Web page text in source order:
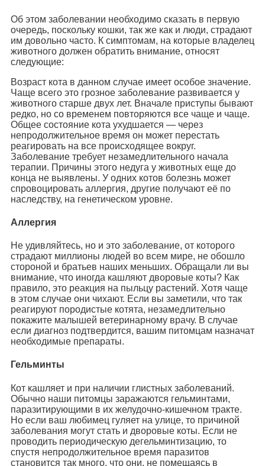
Об этом заболевании необходимо сказать в первую
очередь, поскольку кошки, так же как и люди, страдают
им довольно часто. К симптомам, на которые владелец
животного должен обратить внимание, относят
следующие:
Возраст кота в данном случае имеет особое значение.
Чаще всего это грозное заболевание развивается у
животного старше двух лет. Вначале приступы бывают
редко, но со временем повторяются все чаще и чаще.
Общее состояние кота ухудшается — через
непродолжительное время он может перестать
реагировать на все происходящее вокруг.
Заболевание требует незамедлительного начала
терапии. Причины этого недуга у животных еще до
конца не выявлены. У одних котов болезнь может
спровоцировать аллергия, другие получают её по
наследству, на генетическом уровне.
Аллергия
Не удивляйтесь, но и это заболевание, от которого
страдают миллионы людей во всем мире, не обошло
стороной и братьев наших меньших. Обращали ли вы
внимание, что иногда кашляют дворовые коты? Как
правило, это реакция на пыльцу растений. Хотя чаще
в этом случае они чихают. Если вы заметили, что так
реагируют породистые котята, незамедлительно
покажите малышей ветеринарному врачу. В случае
если диагноз подтвердится, вашим питомцам назначат
необходимые препараты.
Гельминты
Кот кашляет и при наличии глистных заболеваний.
Обычно наши питомцы заражаются гельминтами,
паразитирующими в их желудочно-кишечном тракте.
Но если ваш любимец гуляет на улице, то причиной
заболевания могут стать и дворовые коты. Если не
проводить периодическую дегельминтизацию, то
спустя непродолжительное время паразитов
становится так много, что они, не помещаясь в